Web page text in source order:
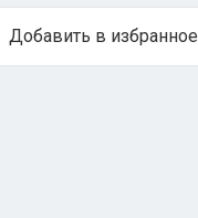
Добавить в избранное
Тема в избранном